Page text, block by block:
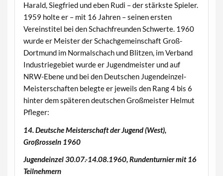
Harald, Siegfried und eben Rudi – der stärkste Spieler.
1959 holte er – mit 16 Jahren – seinen ersten
Vereinstitel bei den Schachfreunden Schwerte. 1960
wurde er Meister der Schachgemeinschaft Groß-
Dortmund im Normalschach und Blitzen, im Verband
Industriegebiet wurde er Jugendmeister und auf
NRW-Ebene und bei den Deutschen Jugendeinzel-
Meisterschaften belegte er jeweils den Rang 4 bis 6
hinter dem späteren deutschen Großmeister Helmut
Pfleger:
14. Deutsche Meisterschaft der Jugend (West),
Großrosseln 1960
Jugendeinzel 30.07.-14.08.1960, Rundenturnier mit 16
Teilnehmern